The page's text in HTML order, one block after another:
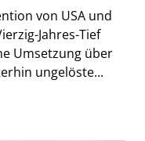
von USA und
Jahres-Tief
Umsetzung über
ungelöste...